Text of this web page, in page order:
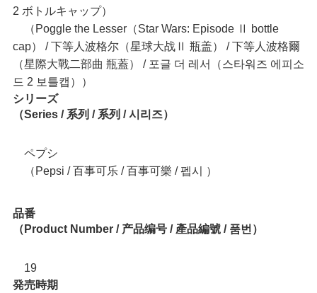
2 ボトルキャップ）
（Poggle the Lesser（Star Wars: Episode Ⅱ bottle
cap） / 下等人波格尔（星球大战Ⅱ 瓶盖） / 下等人波格爾
（星際大戰二部曲 瓶蓋） / 포글 더 레서（스타워즈 에피소
드 2 보틀캡））
シリーズ
（Series / 系列 / 系列 / 시리즈）
ペプシ
（Pepsi / 百事可乐 / 百事可樂 / 펩시 ）
品番
（Product Number / 产品编号 / 產品編號 / 품번）
19
発売時期